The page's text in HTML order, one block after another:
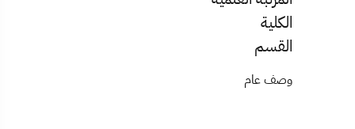
الكلية
القسم
وصف عام